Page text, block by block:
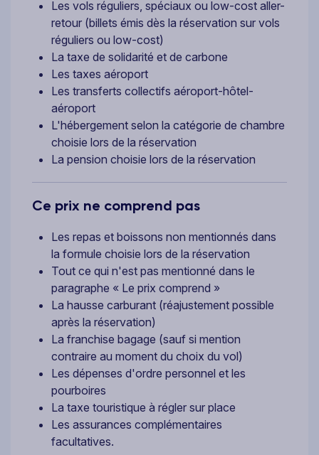
Les vols réguliers, spéciaux ou low-cost aller-
retour (billets émis dès la réservation sur vols
réguliers ou low-cost)
La taxe de solidarité et de carbone
Les taxes aéroport
Les transferts collectifs aéroport-hôtel-
aéroport
L'hébergement selon la catégorie de chambre
choisie lors de la réservation
La pension choisie lors de la réservation
Ce prix ne comprend pas
Les repas et boissons non mentionnés dans
la formule choisie lors de la réservation
Tout ce qui n'est pas mentionné dans le
paragraphe « Le prix comprend »
La hausse carburant (réajustement possible
après la réservation)
La franchise bagage (sauf si mention
contraire au moment du choix du vol)
Les dépenses d'ordre personnel et les
pourboires
La taxe touristique à régler sur place
Les assurances complémentaires
facultatives.